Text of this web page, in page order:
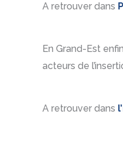
A retrouver dans
En Grand-Est
acteurs de
A retrouver dans